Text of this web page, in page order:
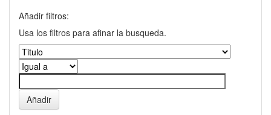
Añadir filtros:
Usa los filtros para afinar la busqueda.